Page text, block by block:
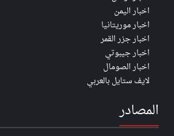
اخبار اليمن
اخبار موريتانيا
اخبار جزر القمر
اخبار جيبوتي
اخبار الصومال
لايف ستايل بالعربي
المصادر